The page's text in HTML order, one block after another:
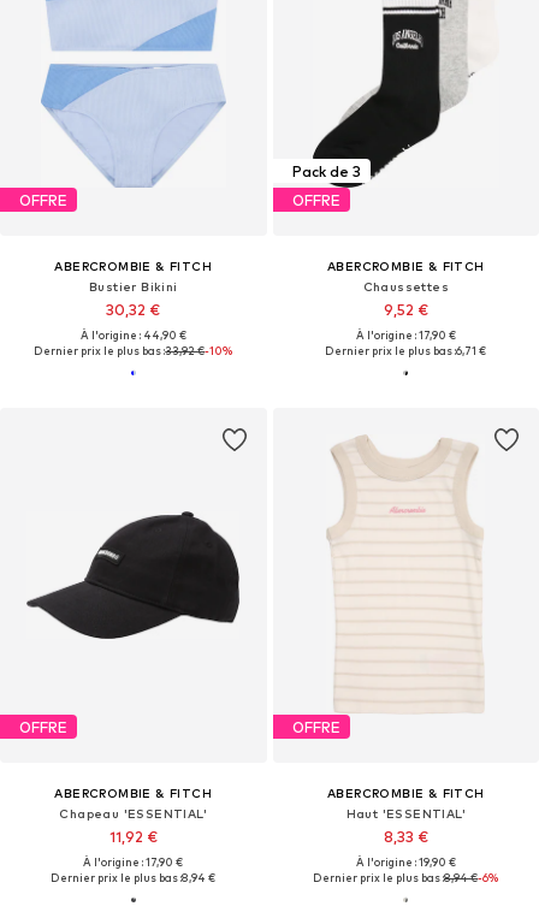
OFFRE
ABERCROMBIE & FITCH
Bustier Bikini
30,32 €
À l'origine : 44,90 €
Dernier prix le plus bas :33,92 €-10%
Pack de 3
OFFRE
ABERCROMBIE & FITCH
Chaussettes
9,52 €
À l'origine : 17,90 €
Dernier prix le plus bas :6,71 €
OFFRE
ABERCROMBIE & FITCH
Chapeau 'ESSENTIAL'
11,92 €
À l'origine : 17,90 €
Dernier prix le plus bas :8,94 €
OFFRE
ABERCROMBIE & FITCH
Haut 'ESSENTIAL'
8,33 €
À l'origine : 19,90 €
Dernier prix le plus bas :8,94 €-6%